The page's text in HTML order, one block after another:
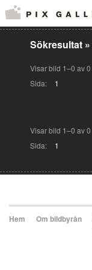
Sökresultat »
Visar bild 1–0 av 0
Sida:
1
Visar bild 1–0 av 0
Sida:
1
Hem Om bildbyrån